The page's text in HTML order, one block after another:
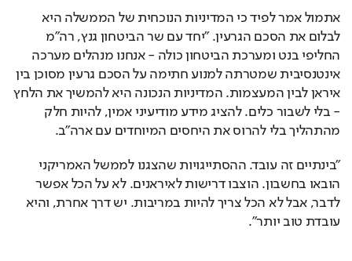
אתמול אמר לפיד כי המדיניות הנוכחית של הממשלה היא
לבלום את הסכם הגרעין. "יחד עם שר הביטחון גנץ, רה"מ
החליפי בנט ומערכת הביטחון כולה - אנחנו מנהלים מערכה
אינטנסיבית שמטרתה למנוע חתימה על הסכם גרעין מסוכן בין
איראן לבין המעצמות. המדיניות הנכונה היא להמשיך את הלחץ
- בלי לשבור כלים. להציג מידע מודיעיני אמין, להיות חלק
מהתהליך בלי להרוס את היחסים המיוחדים עם ארה"ב.
"בינתיים זה עובד. ההסתייגויות שהצגנו לממשל האמריקני
הובאו בחשבון. הוצבו דרישות לאיראנים. לא על הכל אפשר
לדבר, אבל לא הכל צריך להיות במריבות. יש דרך אחרת, והיא
עובדת טוב יותר".